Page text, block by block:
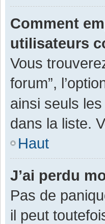
Comment
utilisateurs
Vous
forum”,
ainsi seuls
dans la liste.
Haut
J’ai perdu
Pas de
il peut